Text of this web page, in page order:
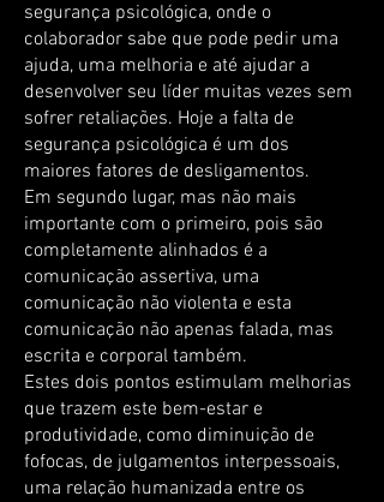
segurança psicológica, onde o
colaborador sabe que pode pedir uma
ajuda, uma melhoria e até ajudar a
desenvolver seu líder muitas vezes sem
sofrer retaliações. Hoje a falta de
segurança psicológica é um dos
maiores fatores de desligamentos.
Em segundo lugar, mas não mais
importante com o primeiro, pois são
completamente alinhados é a
comunicação assertiva, uma
comunicação não violenta e esta
comunicação não apenas falada, mas
escrita e corporal também.
Estes dois pontos estimulam melhorias
que trazem este bem-estar e
produtividade, como diminuição de
fofocas, de julgamentos interpessoais,
uma relação humanizada entre os